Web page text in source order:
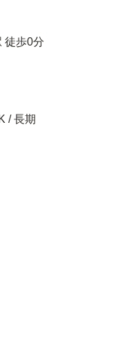
徒歩0分
/ 長期